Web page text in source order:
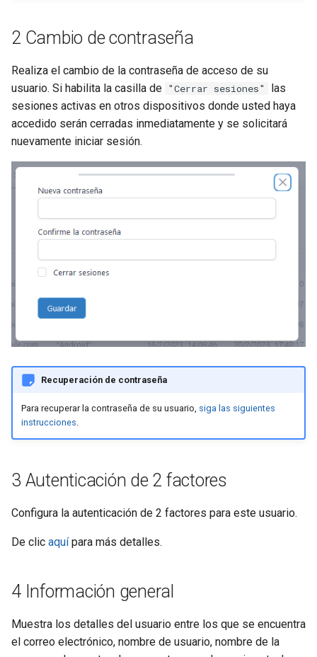
2 Cambio de contraseña
Realiza el cambio de la contraseña de acceso de su
usuario. Si habilita la casilla de "Cerrar sesiones"
las
sesiones activas en otros dispositivos donde usted haya
accedido serán cerradas inmediatamente y se solicitará
nuevamente iniciar sesión.
Recuperación de contraseña
Para recuperar la contraseña de su usuario, siga las siguientes
instrucciones.
3 Autenticación de 2 factores
Configura la autenticación de 2 factores para este usuario.
De clic aquípara más detalles.
4 Información general
Muestra los detalles del usuario entre los que se encuentra
el correo electrónico, nombre de usuario, nombre de la